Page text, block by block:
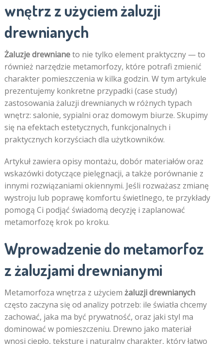
wnętrz z użyciem żaluzji
drewnianych
Żaluzje drewnianeto nie tylko element praktyczny — to
również narzędzie metamorfozy, które potrafi zmienić
charakter pomieszczenia w kilka godzin. W tym artykule
prezentujemy konkretne przypadki (case study)
zastosowania żaluzji drewnianych w różnych typach
wnętrz: salonie, sypialni oraz domowym biurze. Skupimy
się na efektach estetycznych, funkcjonalnych i
praktycznych korzyściach dla użytkowników.
Artykuł zawiera opisy montażu, dobór materiałów oraz
wskazówki dotyczące pielęgnacji, a także porównanie z
innymi rozwiązaniami okiennymi. Jeśli rozważasz zmianę
wystroju lub poprawę komfortu świetlnego, te przykłady
pomogą Ci podjąć świadomą decyzję i zaplanować
metamorfozę krok po kroku.
Wprowadzenie do metamorfoz
z żaluzjami drewnianymi
Metamorfoza wnętrza z użyciem żaluzji drewnianych
często zaczyna się od analizy potrzeb: ile światła chcemy
zachować, jaka ma być prywatność, oraz jaki styl ma
dominować w pomieszczeniu. Drewno jako materiał
wnosi ciepło, teksturę i naturalny charakter, który łatwo